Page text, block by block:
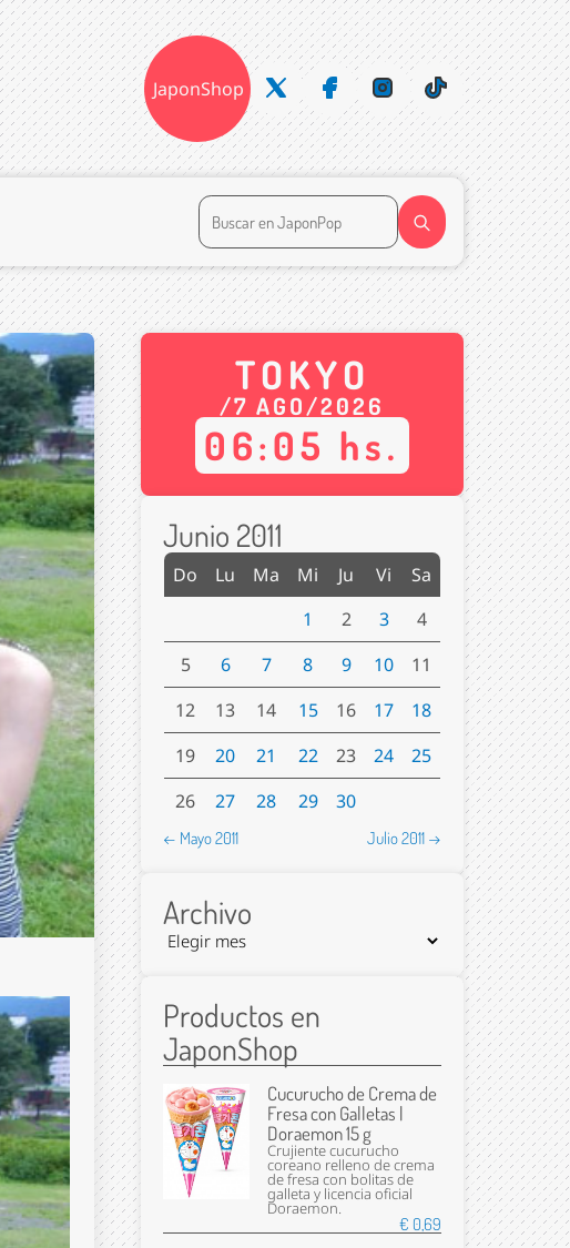
JaponShop
TOKYO
/7 AGO/2026
06:05 hs.
Junio 2011
Do Lu Ma Mi Ju Vi
Sa
1
2 3
4
5
6 7 8 9 10
11
12
13 14 15 16 17
18
19
20 21 22 23 24
25
26
27 28 29 30
← Mayo 2011 Julio 2011 →
Archivo
Productos en
JaponShop
Cucurucho de Crema de
Fresa con Galletas |
Doraemon 15 g
Crujiente cucurucho
coreano relleno de crema
de fresa con bolitas de
galleta y licencia oficial
Doraemon.
€ 0,69